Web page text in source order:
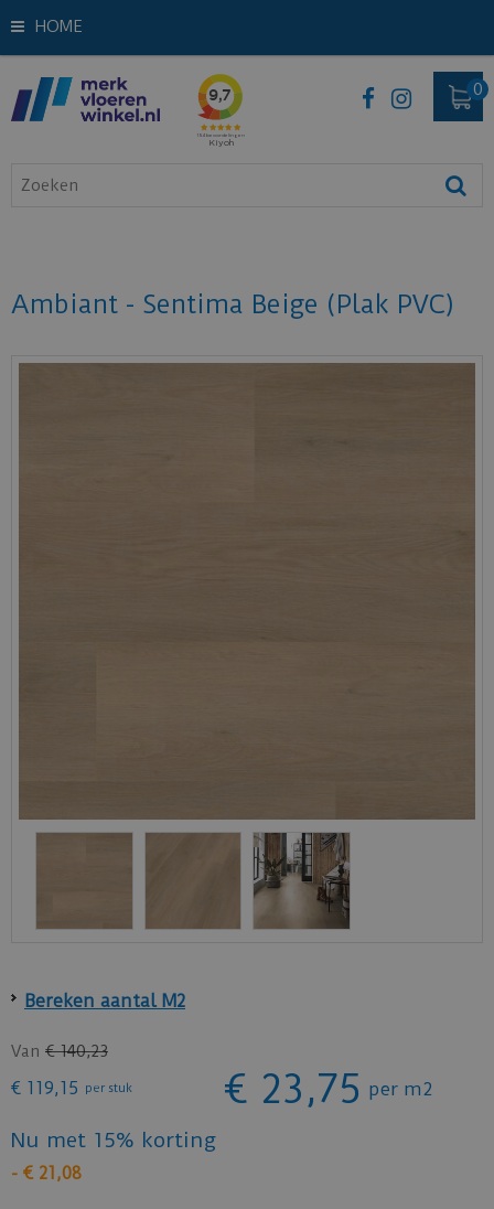
HOME
Ambiant - Sentima Beige (Plak PVC)
Bereken aantal M2
Van € 140,23
€ 119,15 per stuk € 23,75 per m2
Nu met 15% korting
- € 21,08